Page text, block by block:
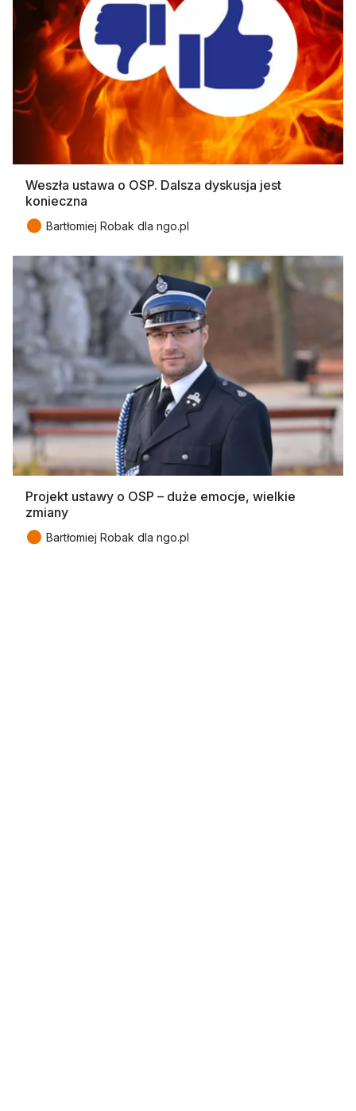
Weszła ustawa o OSP. Dalsza dyskusja jest
konieczna
● Bartłomiej Robak dla ngo.pl
Projekt ustawy o OSP – duże emocje, wielkie
zmiany
● Bartłomiej Robak dla ngo.pl